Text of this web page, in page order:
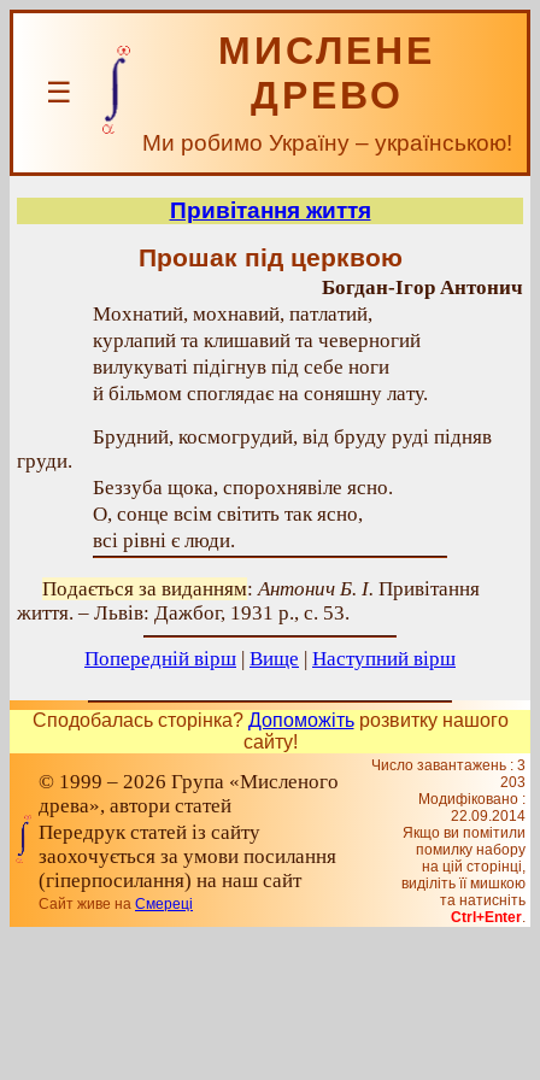
☰
МИСЛЕНЕ
ДРЕВО
Ми робимо Україну – українською!
Привітання життя
Прошак під церквою
Богдан-Ігор Антонич
Мохнатий, мохнавий, патлатий,
курлапий та клишавий та чеверногий
вилукуваті підігнув під себе ноги
й більмом споглядає на соняшну лату.
Брудний, космогрудий, від бруду руді підняв
груди.
Беззуба щока, спорохнявіле ясно.
О, сонце всім світить так ясно,
всі рівні є люди.
Подається за виданням:Антонич Б. І. Привітання
життя. – Львів: Дажбог, 1931 р., с. 53.
Попередній вірш | Вище | Наступний вірш
Сподобалась сторінка? Допоможітьрозвитку нашого
сайту!
© 1999 – 2026 Група «Мисленого
древа», автори статей
Передрук статей із сайту
заохочується за умови посилання
(гіперпосилання) на наш сайт
Сайт живе на Смереці
Число завантажень : 3
203
Модифіковано :
22.09.2014
Якщо ви помітили
помилку набору
на цiй сторiнцi,
видiлiть її мишкою
та натисніть
Ctrl+Enter.